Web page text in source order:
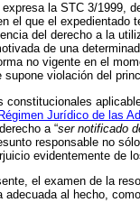
la STC 3/1999,
el que el expedientado
del derecho a la
de una
no vigente en el
supone violación del
constitucionales
Jurídico de las
a “ser notificado
responsable no
evidentemente de
el examen de la
adecuada al hecho,